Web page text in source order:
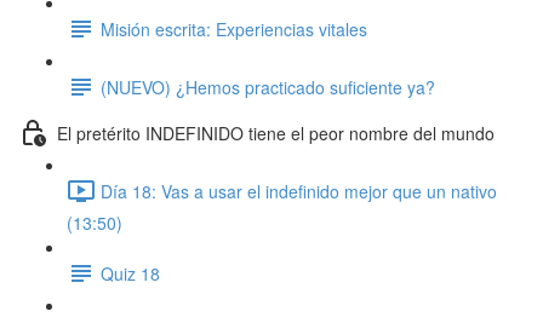
Misión escrita: Experiencias vitales
(NUEVO) ¿Hemos practicado suficiente ya?
El pretérito INDEFINIDO tiene el peor nombre del mundo
Día 18: Vas a usar el indefinido mejor que un nativo
(13:50)
Quiz 18